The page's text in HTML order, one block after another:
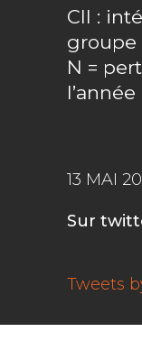
CII :
groupe
N =
l’année
13 MAI
Sur
Tweets